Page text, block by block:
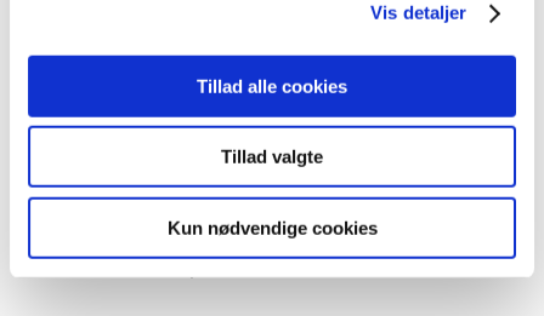
Vis detaljer
Tillad alle cookies
Tillad valgte
Kun nødvendige cookies
Sidste frist i 2025 for ansøgninger om eksportcertifikater
for medicinsk udstyr er den fredag den 12. december…
Lægemiddelstyrelsen styrker dialog med
sundhedspersoner om sikkerhed ved
medicinsk udstyr
Lægemiddelstyrelsen lancerer nu flere initiativer